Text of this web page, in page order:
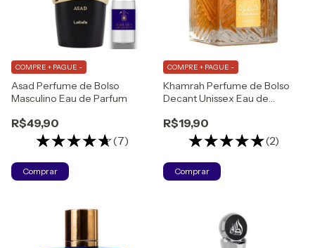
Asad Perfume de Bolso
Masculino Eau de Parfum
R$49,90
(7)
COMPRE + PAGUE -
Comprar
Khamrah Perfume de Bolso
Decant Unissex Eau de
R$19,90
(2)
COMPRE + PAGUE -
Comprar